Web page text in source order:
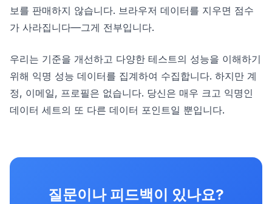
보를 판매하지 않습니다. 브라우저 데이터를 지우면 점수
가 사라집니다—그게 전부입니다.
우리는 기준을 개선하고 다양한 테스트의 성능을 이해하기
위해 익명 성능 데이터를 집계하여 수집합니다. 하지만 계
정, 이메일, 프로필은 없습니다. 당신은 매우 크고 익명인
데이터 세트의 또 다른 데이터 포인트일 뿐입니다.
질문이나 피드백이 있나요?